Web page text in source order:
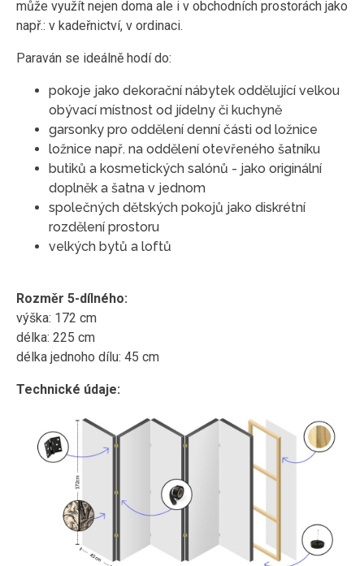
může využít nejen doma ale i v obchodních prostorách jako
např.: v kadeřnictví, v ordinaci.
Paraván se ideálně hodí do:
pokoje jako dekorační nábytek oddělující velkou
obývací místnost od jídelny či kuchyně
garsonky pro oddělení denní části od ložnice
ložnice např. na oddělení otevřeného šatníku
butiků a kosmetických salónů - jako originální
doplněk a šatna v jednom
společných dětských pokojů jako diskrétní
rozdělení prostoru
velkých bytů a loftů
Rozměr 5-dílného:
výška: 172 cm
délka: 225 cm
délka jednoho dílu: 45 cm
Technické údaje: